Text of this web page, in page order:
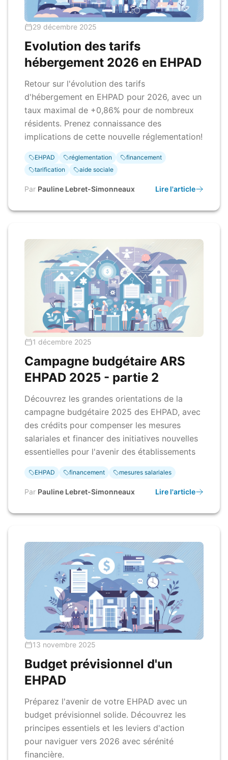
29 décembre 2025
Evolution des tarifs
hébergement 2026 en EHPAD
Retour sur l'évolution des tarifs
d'hébergement en EHPAD pour 2026, avec un
taux maximal de +0,86% pour de nombreux
résidents. Prenez connaissance des
implications de cette nouvelle réglementation!
EHPAD réglementation
financement
tarification
aide sociale
Par Pauline Lebret-Simonneaux Lire l'article
1 décembre 2025
Campagne budgétaire ARS
EHPAD 2025 - partie 2
Découvrez les grandes orientations de la
campagne budgétaire 2025 des EHPAD, avec
des crédits pour compenser les mesures
salariales et financer des initiatives nouvelles
essentielles pour l'avenir des établissements
EHPAD financement mesures salariales
Par Pauline Lebret-Simonneaux Lire l'article
13 novembre 2025
Budget prévisionnel d'un
EHPAD
Préparez l'avenir de votre EHPAD avec un
budget prévisionnel solide. Découvrez les
principes essentiels et les leviers d'action
pour naviguer vers 2026 avec sérénité
financière.